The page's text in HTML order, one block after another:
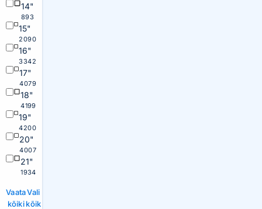
14"
893
15"
2090
16"
3342
17"
4079
18"
4199
19"
4200
20"
4007
21"
1934
Vaata
kõiki
Vali
kõik